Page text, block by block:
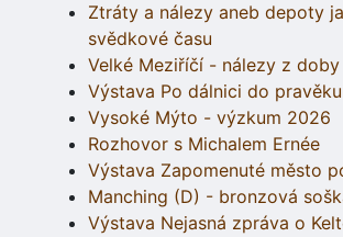
Ztráty a nálezy aneb depoty
svědkové času
Velké Meziříčí - nálezy z
Výstava Po dálnici do pravěku
Vysoké Mýto - výzkum 2026
Rozhovor s Michalem Ernée
Výstava Zapomenuté město
Manching (D) - bronzová
Výstava Nejasná zpráva o